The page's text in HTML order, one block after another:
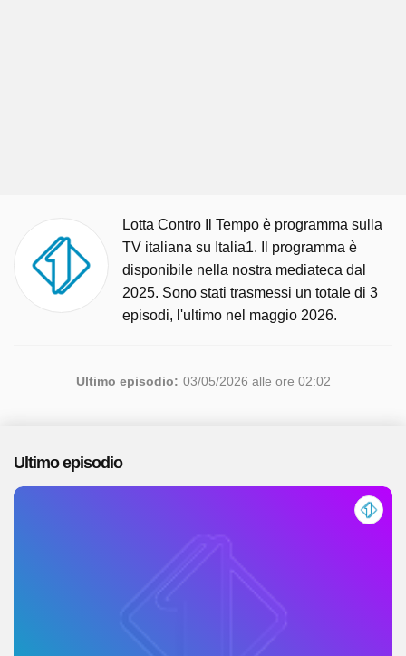
Lotta Contro Il Tempo è programma sulla
TV italiana su Italia1. Il programma è
disponibile nella nostra mediateca dal
2025. Sono stati trasmessi un totale di 3
episodi, l'ultimo nel maggio 2026.
Ultimo episodio: 03/05/2026 alle ore 02:02
Ultimo episodio